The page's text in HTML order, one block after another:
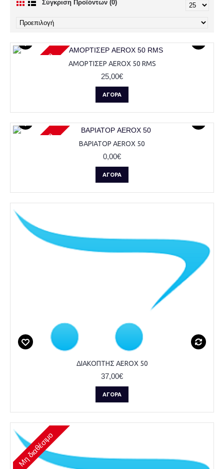
Σύγκριση Προϊόντων (0)
ΑΜΟΡΤΙΣΕΡ AEROX 50 RMS
25,00€
ΑΓΟΡΆ
ΒΑΡΙΑΤΟΡ AEROX 50
0,00€
ΑΓΟΡΆ
ΔΙΑΚΟΠΤΗΣ AEROX 50
37,00€
ΑΓΟΡΆ
Μη διαθέσιμο